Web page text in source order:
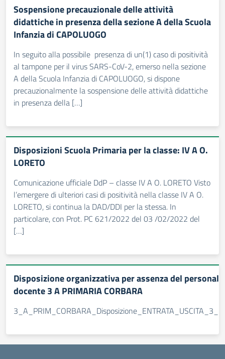
Sospensione precauzionale delle attività
didattiche in presenza della sezione A della Scuola
Infanzia di CAPOLUOGO
In seguito alla possibile presenza di un(1) caso di positività
al tampone per il virus SARS-CoV-2, emerso nella sezione
A della Scuola Infanzia di CAPOLUOGO, si dispone
precauzionalmente la sospensione delle attività didattiche
in presenza della […]
Disposizioni Scuola Primaria per la classe: IV A O.
LORETO
Comunicazione ufficiale DdP – classe IV A O. LORETO Visto
l’emergere di ulteriori casi di positività nella classe IV A O.
LORETO, si continua la DAD/DDI per la stessa. In
particolare, con Prot. PC 621/2022 del 03 /02/2022 del
[…]
Disposizione organizzativa per assenza del personale
docente 3 A PRIMARIA CORBARA